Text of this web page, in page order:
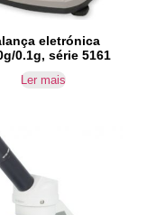
eletrónica
0.1g, série 5161
Ler mais